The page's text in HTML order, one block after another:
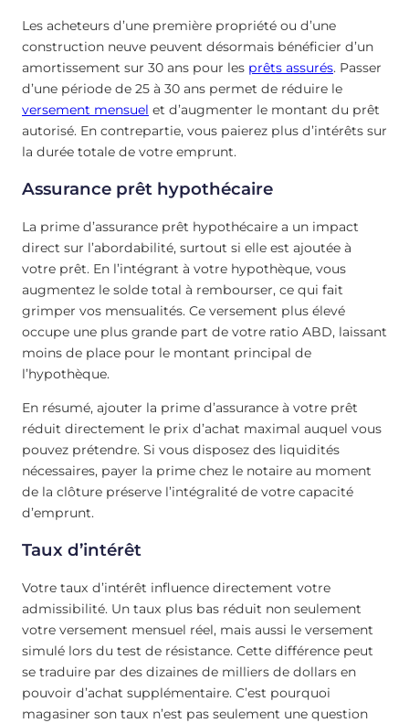
Les acheteurs d’une première propriété ou d’une
construction neuve peuvent désormais bénéficier d’un
amortissement sur 30 ans pour les prêts assurés. Passer
d’une période de 25 à 30 ans permet de réduire le
versement mensuel et d’augmenter le montant du prêt
autorisé. En contrepartie, vous paierez plus d’intérêts sur
la durée totale de votre emprunt.
Assurance prêt hypothécaire
La prime d’assurance prêt hypothécaire a un impact
direct sur l’abordabilité, surtout si elle est ajoutée à
votre prêt. En l’intégrant à votre hypothèque, vous
augmentez le solde total à rembourser, ce qui fait
grimper vos mensualités. Ce versement plus élevé
occupe une plus grande part de votre ratio ABD, laissant
moins de place pour le montant principal de
l’hypothèque.
En résumé, ajouter la prime d’assurance à votre prêt
réduit directement le prix d’achat maximal auquel vous
pouvez prétendre. Si vous disposez des liquidités
nécessaires, payer la prime chez le notaire au moment
de la clôture préserve l’intégralité de votre capacité
d’emprunt.
Taux d’intérêt
Votre taux d’intérêt influence directement votre
admissibilité. Un taux plus bas réduit non seulement
votre versement mensuel réel, mais aussi le versement
simulé lors du test de résistance. Cette différence peut
se traduire par des dizaines de milliers de dollars en
pouvoir d’achat supplémentaire. C’est pourquoi
magasiner son taux n’est pas seulement une question